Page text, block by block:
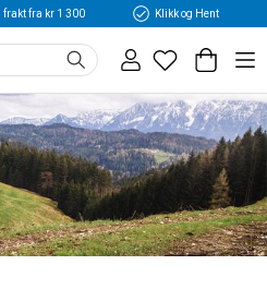
frakt fra kr 1 300 Klikk og Hent